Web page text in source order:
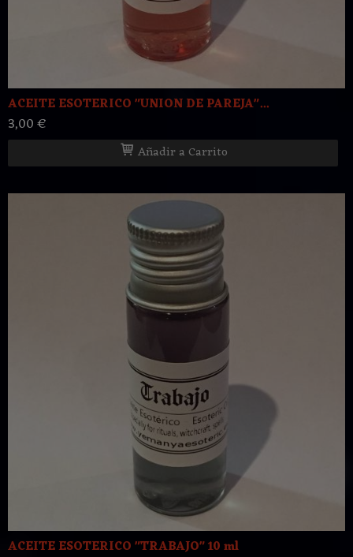
ACEITE ESOTERICO "UNION DE PAREJA"...
3,00 €
Añadir a Carrito
ACEITE ESOTERICO "TRABAJO" 10 ml